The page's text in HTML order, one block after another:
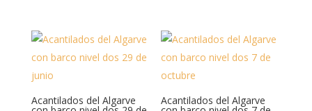
Acantilados del Algarve Acantilados del Algarve